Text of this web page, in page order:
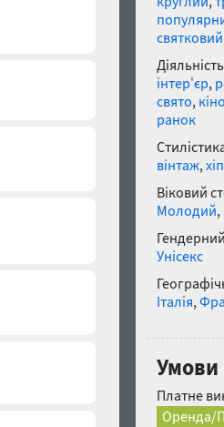
святковий
інтер'єр,
свято,
ранок
вінтаж,
Віковий
Молодий,
Унісекс
Італія,
Платне
Оренда/